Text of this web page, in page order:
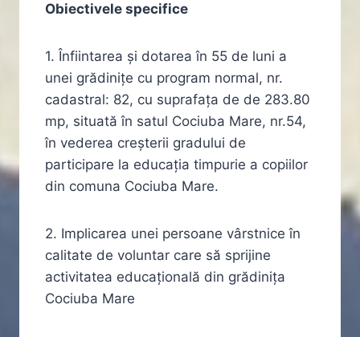
Obiectivele specifice
1. Înfiintarea şi dotarea în 55 de luni a
unei grădiniţe cu program normal, nr.
cadastral: 82, cu suprafaţa de de 283.80
mp, situată în satul Cociuba Mare, nr.54,
în vederea creşterii gradului de
participare la educaţia timpurie a copiilor
din comuna Cociuba Mare.
2. Implicarea unei persoane vârstnice în
calitate de voluntar care să sprijine
activitatea educaţională din grădiniţa
Cociuba Mare